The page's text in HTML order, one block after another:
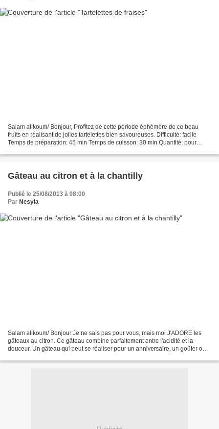
Salam alikoum/ Bonjour, Profitez de cette période éphémère de ce beau
fruits en réalisant de jolies tartelettes bien savoureuses. Difficulté: facile
Temps de préparation: 45 min Temps de cuisson: 30 min Quantité: pour
Gâteau au citron et à la chantilly
Publié le 25/08/2013 à 08:00
Par Nesyla
Salam alikoum/ Bonjour Je ne sais pas pour vous, mais moi J'ADORE les
gâteaux au citron. Ce gâteau combine parfaitement entre l'acidité et la
douceur. Un gâteau qui peut se réaliser pour un anniversaire, un goûter ou